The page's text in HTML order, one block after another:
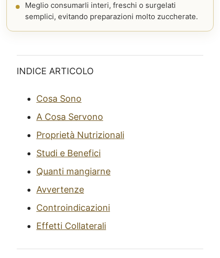
Meglio consumarli interi, freschi o surgelati
semplici, evitando preparazioni molto zuccherate.
INDICE ARTICOLO
Cosa Sono
A Cosa Servono
Proprietà Nutrizionali
Studi e Benefici
Quanti mangiarne
Avvertenze
Controindicazioni
Effetti Collaterali